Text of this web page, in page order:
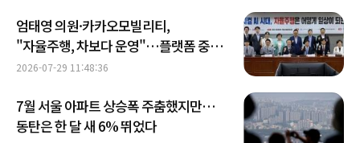
엄태영 의원·카카오모빌리티,
"자율주행, 차보다 운영"…플랫폼 중심
상용화 제안
2026-07-29 11:48:36
7월 서울 아파트 상승폭 주춤했지만…
동탄은 한 달 새 6% 뛰었다